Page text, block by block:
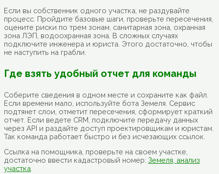
Если вы собственник одного участка, не раздувайте
процесс. Пройдите базовые шаги, проверьте пересечения,
оцените риски по трем зонам, санитарная зона, охранная
зона ЛЭП, водоохранная зона. В сложных случаях
подключите инженера и юриста. Этого достаточно, чтобы
не наступить на грабли.
Где взять удобный отчет для команды
Соберите сведения в одном месте и сохраните как файл.
Если времени мало, используйте бота Земеля. Сервис
подтянет слои, отметит пересечения, сформирует краткий
отчет. Если ведете CRM, подключите передачу данных
через API и раздайте доступ проектировщикам и юристам.
Так команда работает быстро и без исчезающих ссылок.
Ссылка на помощника, проверьте на своем участке,
достаточно ввести кадастровый номер: Земеля, анализ
участка